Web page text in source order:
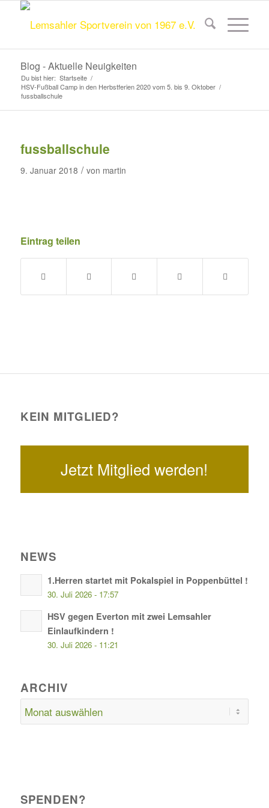
Blog - Aktuelle Neuigkeiten
Du bist hier: Startseite /
HSV-Fußball Camp in den Herbstferien 2020 vom 5. bis 9. Oktober /
fussballschule
fussballschule
9. Januar 2018 / von martin
Eintrag teilen
KEIN MITGLIED?
Jetzt Mitglied werden!
NEWS
1.Herren startet mit Pokalspiel in Poppenbüttel !
30. Juli 2026 - 17:57
HSV gegen Everton mit zwei Lemsahler
Einlaufkindern !
30. Juli 2026 - 11:21
ARCHIV
SPENDEN?